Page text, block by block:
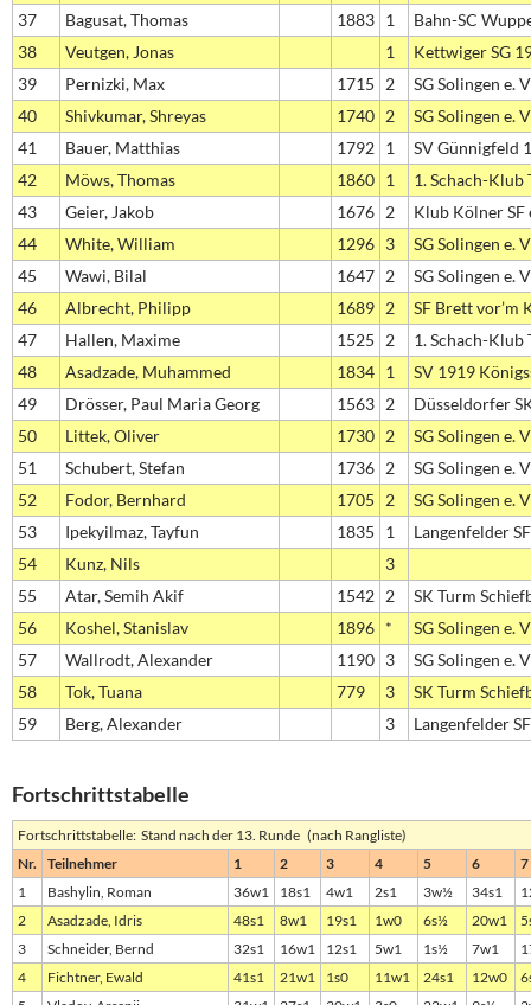
37
Bagusat, Thomas 1883 1
Bahn-SC
38
Veutgen, Jonas 1
Kettwiger SG
39
Pernizki, Max 1715 2
SG Solingen e. V
40
Shivkumar, Shreyas 1740 2
SG Solingen e. V
41
Bauer, Matthias 1792 1
SV Günnigfeld
42
Möws, Thomas 1860 1
1. Schach-Klub
43
Geier, Jakob 1676 2
Klub Kölner SF
44
White, William 1296 3
SG Solingen e. V
45
Wawi, Bilal 1647 2
SG Solingen e. V
46
Albrecht, Philipp 1689 2
SF Brett vor’m
47
Hallen, Maxime 1525 2
1. Schach-Klub
48
Asadzade, Muhammed 1834 1
SV 1919
49
Drösser, Paul Maria Georg 1563 2
Düsseldorfer
50
Littek, Oliver 1730 2
SG Solingen e. V
51
Schubert, Stefan 1736 2
SG Solingen e. V
52
Fodor, Bernhard 1705 2
SG Solingen e. V
53
Ipekyilmaz, Tayfun 1835 1
Langenfelder
54
Kunz, Nils
3
55
Atar, Semih Akif 1542 2
SK Turm
56
Koshel, Stanislav 1896 *
SG Solingen e. V
57
Wallrodt, Alexander 1190 3
SG Solingen e. V
58
Tok, Tuana 779 3
SK Turm
59
Berg, Alexander 3 Langenfelder
Fortschrittstabelle
Fortschrittstabelle: Stand nach der 13. Runde (nach Rangliste)
Nr. Teilnehmer 1 2 3 4 5 6
7
1
Bashylin, Roman 36w1 18s1 4w1 2s1 3w½ 34s1
2
Asadzade, Idris 48s1 8w1 19s1 1w0 6s½ 20w1
3
Schneider, Bernd 32s1 16w1 12s1 5w1 1s½ 7w1
4
Fichtner, Ewald 41s1 21w1 1s0 11w1 24s1 12w0